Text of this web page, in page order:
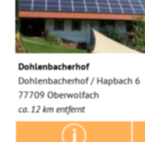
Dohlenbacherhof
Dohlenbacherhof / Hapbach 6
77709 Oberwolfach
ca. 12 km entfernt